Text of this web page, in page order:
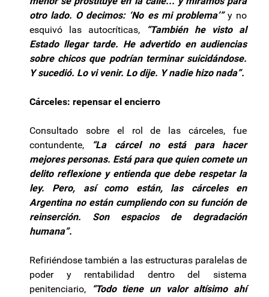
otro lado. O decimos: ‘No es mi problema’” y no
esquivó las autocríticas,
“También he visto al
Estado llegar tarde. He advertido en audiencias
sobre chicos que podrían terminar suicidándose.
Y sucedió. Lo vi venir. Lo dije. Y nadie hizo nada”.
Cárceles: repensar el encierro
Consultado sobre el rol de las cárceles, fue
contundente,
“La cárcel no está para hacer
mejores personas. Está para que quien comete un
delito reflexione y entienda que debe respetar la
ley. Pero, así como están, las cárceles en
Argentina no están cumpliendo con su función de
reinserción. Son espacios de degradación
humana”.
Refiriéndose también a las estructuras paralelas de
poder y rentabilidad dentro del sistema
penitenciario,
“Todo tiene un valor altísimo ahí